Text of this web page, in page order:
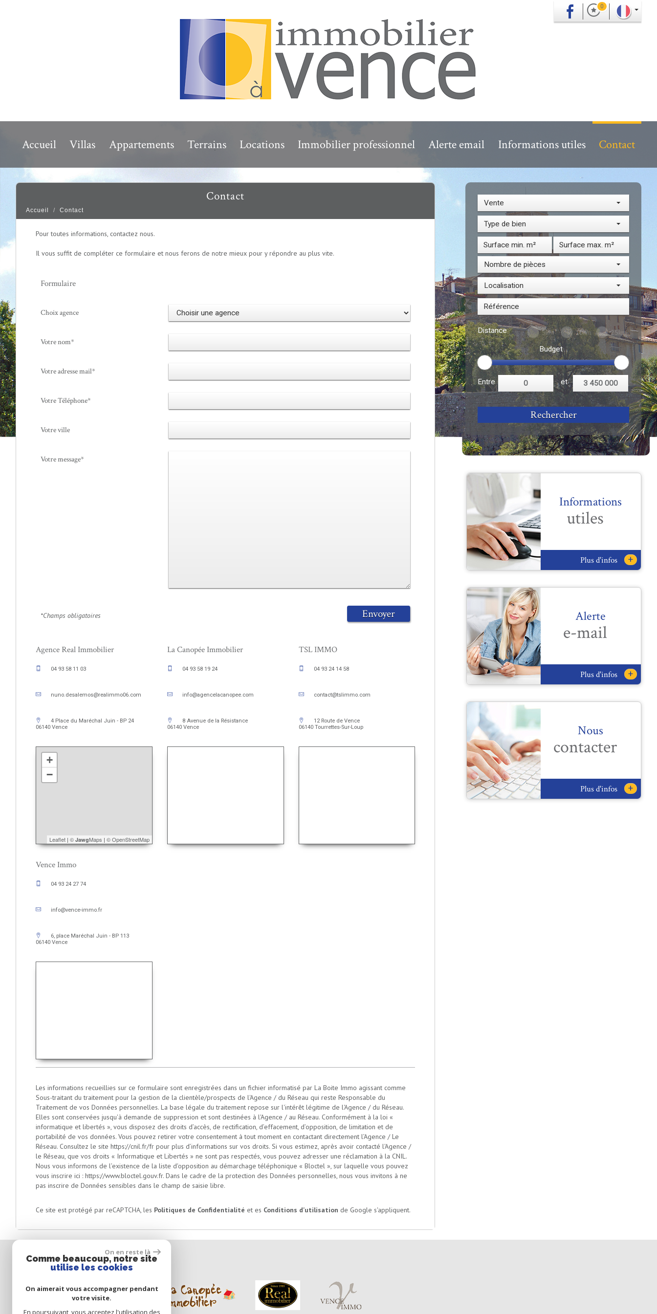
0
Accueil Villas Appartements Terrains Locations Immobilier professionnel Alerte email Informations utiles Contact
Vente
Type de bien
Nombre de pièces
Localisation
Distance 5km 10km
25km
Budget
Entre et
Rechercher
contact
Accueil Contact
Pour toutes informations, contactez nous.
Il vous suffit de compléter ce formulaire et nous ferons de notre mieux pour y répondre au plus vite.
Formulaire
Choix agence
Votre nom*
Votre adresse mail*
Votre Téléphone*
Votre ville
Votre message*
Envoyer
*Champs obligatoires
Agence Real Immobilier
04 93 58 11 03
nuno.desalemos@realimmo06.com
4 Place du Maréchal Juin - BP 24
06140 Vence
+
−
Leaflet| © JawgMaps | © OpenStreetMap
La Canopée Immobilier
04 93 58 19 24
info@agencelacanopee.com
8 Avenue de la Résistance
06140 Vence
TSL IMMO
04 93 24 14 58
contact@tslimmo.com
12 Route de Vence
06140 Tourrettes-Sur-Loup
Vence Immo
04 93 24 27 74
info@vence-immo.fr
6, place Maréchal Juin - BP 113
06140 Vence
Les informations recueillies sur ce formulaire sont enregistrées dans un fichier informatisé par La Boite Immo agissant comme
Sous-traitant du traitement pour la gestion de la clientèle/prospects de l'Agence / du Réseau qui reste Responsable du
Traitement de vos Données personnelles. La base légale du traitement repose sur l'intérêt légitime de l'Agence / du Réseau.
Elles sont conservées jusqu'à demande de suppression et sont destinées à l'Agence / au Réseau. Conformément à la loi «
informatique et libertés », vous disposez des droits d’accès, de rectification, d’effacement, d’opposition, de limitation et de
portabilité de vos données. Vous pouvez retirer votre consentement à tout moment en contactant directement l’Agence / Le
Réseau. Consultez le site https://cnil.fr/fr pour plus d’informations sur vos droits. Si vous estimez, après avoir contacté l'Agence /
le Réseau, que vos droits « Informatique et Libertés » ne sont pas respectés, vous pouvez adresser une réclamation à la CNIL.
Nous vous informons de l’existence de la liste d'opposition au démarchage téléphonique « Bloctel », sur laquelle vous pouvez
vous inscrire ici : https://www.bloctel.gouv.fr. Dans le cadre de la protection des Données personnelles, nous vous invitons à ne
pas inscrire de Données sensibles dans le champ de saisie libre.
Ce site est protégé par reCAPTCHA, les Politiques de Confidentialité et es Conditions d'utilisation de Google s'appliquent.
Informations
utiles
Plus d'infos +
Alerte
e-mail
Plus d'infos +
Nous
contacter
Plus d'infos +
Notre
groupe
On en reste là
Comme beaucoup, notre site
utilise les cookies
On aimerait vous accompagner pendant
votre visite.
En poursuivant, vous acceptez l'utilisation des